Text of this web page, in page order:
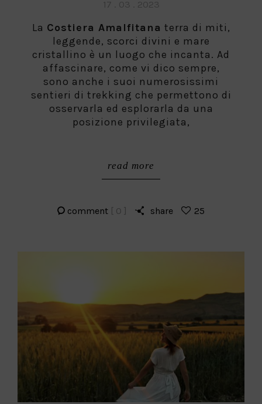
La Costiera Amalfitana terra di miti,
leggende, scorci divini e mare
cristallino è un luogo che incanta. Ad
affascinare, come vi dico sempre,
sono anche i suoi numerosissimi
sentieri di trekking che permettono di
osservarla ed esplorarla da una
posizione privilegiata,
read more
comment [ 0 ] share 25